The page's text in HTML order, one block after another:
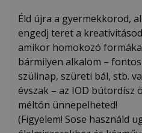
Éld újra a gyermekkorod,
engedj teret a
amikor homokozó
bármilyen alkalom –
szülinap, szüreti bál, stb.
évszak – az IOD bútordísz
méltón ünnepelheted!
(Figyelem! Sose használd